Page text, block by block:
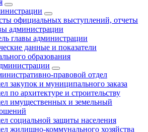
официальных выступлений, отчеты
администрации
главы администрации
данные и показатели
образования
правовой отдел
закупок и муниципального заказа
по архитектуре и строительству
имущественных и земельный
социальной защиты населения
жилищно-коммунального хозяйства